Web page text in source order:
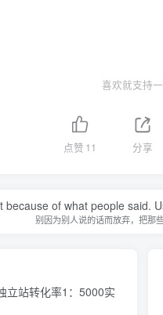
喜欢就支持
点赞 11 分享
because of what people said.
别因为别人说的话而放弃，把那
立站转化率1：5000实